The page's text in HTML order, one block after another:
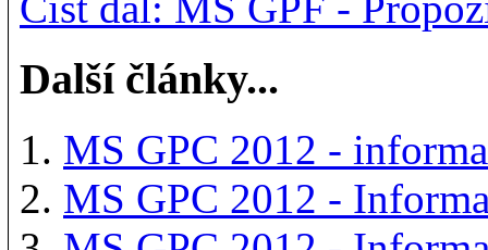
Další články...
MS GPC 2012 -
MS GPC 2012 -